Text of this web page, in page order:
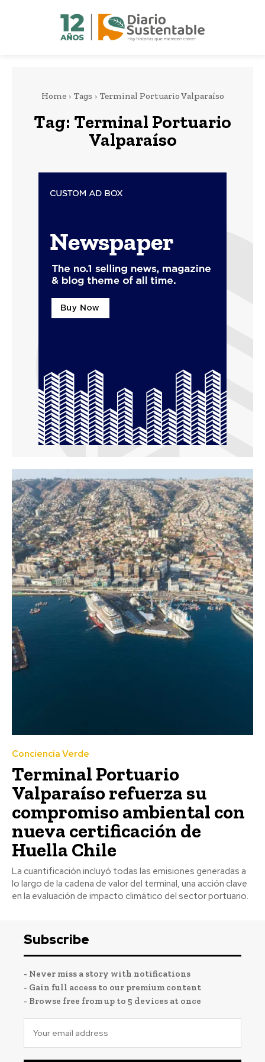
Home Tags Terminal Portuario Valparaíso
Tag: Terminal Portuario
Valparaíso
Conciencia Verde
Terminal Portuario
Valparaíso refuerza su
compromiso ambiental con
nueva certificación de
Huella Chile
La cuantificación incluyó todas las emisiones generadas a
lo largo de la cadena de valor del terminal, una acción clave
en la evaluación de impacto climático del sector portuario.
Subscribe
- Never miss a story with notifications
- Gain full access to our premium content
- Browse free from up to 5 devices at once